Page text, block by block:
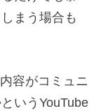
まう場合も
容がコミュニ
いうYouTube